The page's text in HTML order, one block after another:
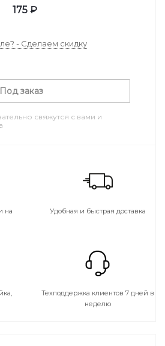
175 ₽
- Сделаем скидку
Под заказ
свяжутся с вами и
на
Удобная и быстрая доставка
Техподдержка клиентов 7 дней в
неделю